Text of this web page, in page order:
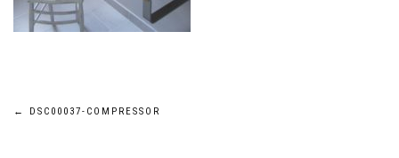
Navigation
← DSC00037-COMPRESSOR